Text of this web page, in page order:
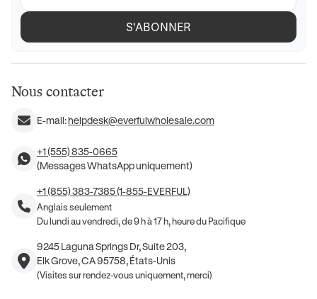
S'ABONNER
Nous contacter
E-mail:helpdesk@everfulwholesale.com
+1 (555) 835-0665
(Messages WhatsApp uniquement)
+1 (855) 383-7385 (1-855-EVERFUL)
Anglais seulement
Du lundi au vendredi, de 9 h à 17 h, heure du Pacifique
9245 Laguna Springs Dr, Suite 203,
Elk Grove, CA 95758, États-Unis
(Visites sur rendez-vous uniquement, merci)